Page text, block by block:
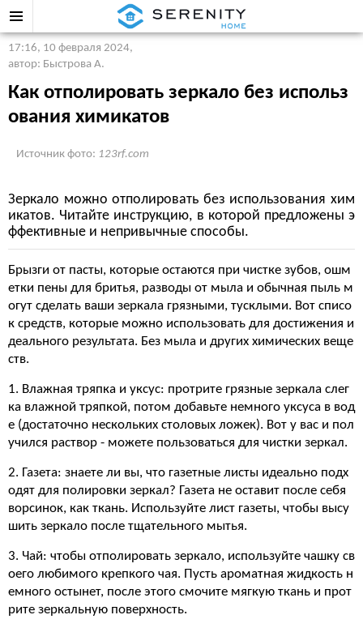
17:16, 10 февраля 2024,
автор: Быстрова А.
Как отполировать зеркало без использ
ования химикатов
Источник фото: 123rf.com
Зеркало можно отполировать без использования хим
икатов. Читайте инструкцию, в которой предложены э
ффективные и непривычные способы.
Брызги от пасты, которые остаются при чистке зубов, ошм
етки пены для бритья, разводы от мыла и обычная пыль м
огут сделать ваши зеркала грязными, тусклыми. Вот списо
к средств, которые можно использовать для достижения и
деального результата. Без мыла и других химических веще
ств.
1. Влажная тряпка и уксус: протрите грязные зеркала слег
ка влажной тряпкой, потом добавьте немного уксуса в вод
е (достаточно нескольких столовых ложек). Вот у вас и пол
учился раствор - можете пользоваться для чистки зеркал.
2. Газета: знаете ли вы, что газетные листы идеально подх
одят для полировки зеркал? Газета не оставит после себя
ворсинок, как ткань. Используйте лист газеты, чтобы высу
шить зеркало после тщательного мытья.
3. Чай: чтобы отполировать зеркало, используйте чашку св
оего любимого крепкого чая. Пусть ароматная жидкость н
емного остынет, после этого смочите мягкую ткань и прот
рите зеркальную поверхность.